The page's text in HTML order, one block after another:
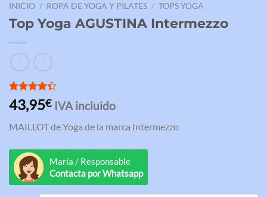
INICIO / ROPA DE YOGA Y PILATES / TOPS YOGA
Top Yoga AGUSTINA Intermezzo
Valorado
con4.33
base a
3
de clientes
43,95€ IVA incluido
MAILLOT de Yoga de la marca Intermezzo
María / Responsable
Contacta por Whatsapp